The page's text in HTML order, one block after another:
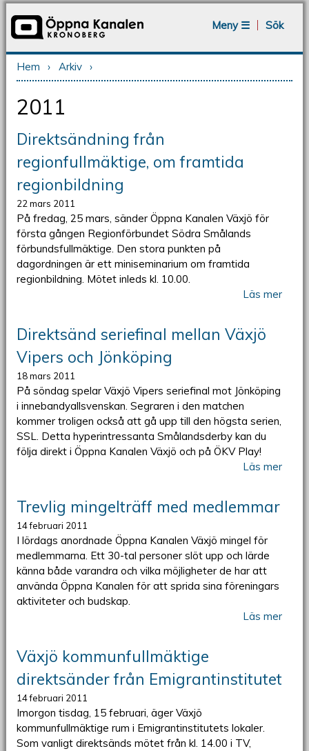
Meny ☰
Sök
Du är här
Hem › Arkiv ›
2011
Direktsändning från
regionfullmäktige, om framtida
regionbildning
22 mars 2011
På fredag, 25 mars, sänder Öppna Kanalen Växjö för
första gången Regionförbundet Södra Smålands
förbundsfullmäktige. Den stora punkten på
dagordningen är ett miniseminarium om framtida
regionbildning. Mötet inleds kl. 10.00.
Läs mer
Direktsänd seriefinal mellan Växjö
Vipers och Jönköping
18 mars 2011
På söndag spelar Växjö Vipers seriefinal mot Jönköping
i innebandyallsvenskan. Segraren i den matchen
kommer troligen också att gå upp till den högsta serien,
SSL. Detta hyperintressanta Smålandsderby kan du
följa direkt i Öppna Kanalen Växjö och på ÖKV Play!
Läs mer
Trevlig mingelträff med medlemmar
14 februari 2011
I lördags anordnade Öppna Kanalen Växjö mingel för
medlemmarna. Ett 30-tal personer slöt upp och lärde
känna både varandra och vilka möjligheter de har att
använda Öppna Kanalen för att sprida sina föreningars
aktiviteter och budskap.
Läs mer
Växjö kommunfullmäktige
direktsänder från Emigrantinstitutet
14 februari 2011
Imorgon tisdag, 15 februari, äger Växjö
kommunfullmäktige rum i Emigrantinstitutets lokaler.
Som vanligt direktsänds mötet från kl. 14.00 i TV,